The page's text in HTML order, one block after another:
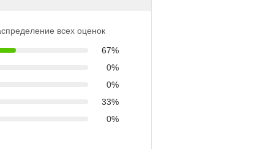
всех оценок
67%
0%
0%
33%
0%